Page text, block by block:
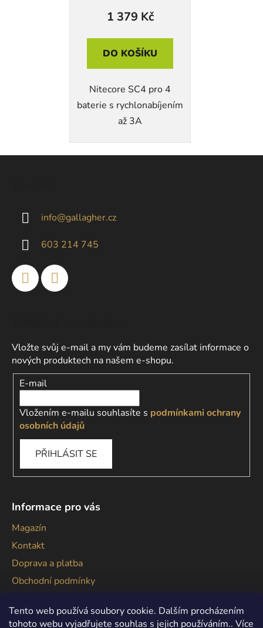
Tento web používá soubory cookie. Dalším procházením
tohoto webu vyjadřujete souhlas s jejich používáním.. Více
1 379 Kč
DO KOŠÍKU
Nitecore SC4 pro 4
baterie s rychlonabíjením
až 3A
info@gallagher.cz
603 214 745
Vložte svůj e-mail a my vám budeme zasílat informace o
nových produktech na našem e-shopu.
E-mail
Vložením e-mailu souhlasíte s podmínkami ochrany
osobních údajů
PŘIHLÁSIT SE
Informace pro vás
Magazín
Kontakt
Doprava a platba
Obchodní podmínky